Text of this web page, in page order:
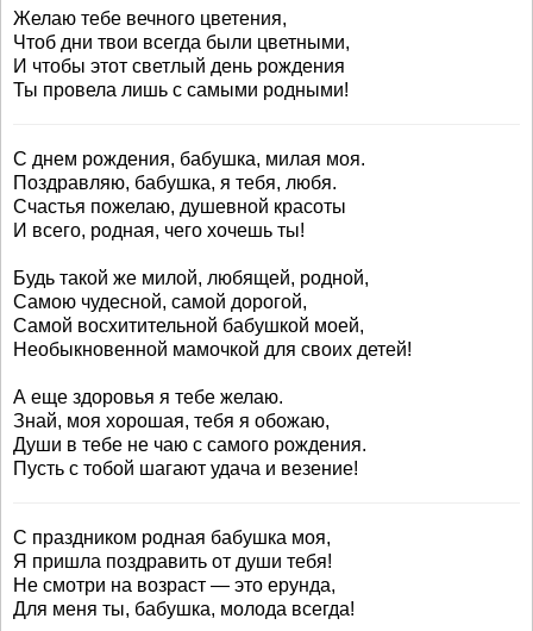
Желаю тебе вечного цветения,
Чтоб дни твои всегда были цветными,
И чтобы этот светлый день рождения
Ты провела лишь с самыми родными!
С днем рождения, бабушка, милая моя.
Поздравляю, бабушка, я тебя, любя.
Счастья пожелаю, душевной красоты
И всего, родная, чего хочешь ты!
Будь такой же милой, любящей, родной,
Самою чудесной, самой дорогой,
Самой восхитительной бабушкой моей,
Необыкновенной мамочкой для своих детей!
А еще здоровья я тебе желаю.
Знай, моя хорошая, тебя я обожаю,
Души в тебе не чаю с самого рождения.
Пусть с тобой шагают удача и везение!
С праздником родная бабушка моя,
Я пришла поздравить от души тебя!
Не смотри на возраст — это ерунда,
Для меня ты, бабушка, молода всегда!